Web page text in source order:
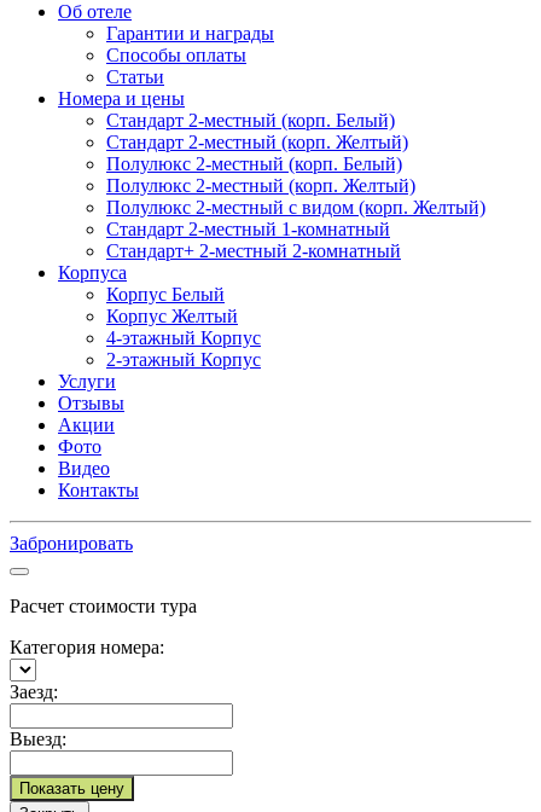
Об отеле
Гарантии и награды
Способы оплаты
Статьи
Номера и цены
Стандарт 2-местный (корп. Белый)
Стандарт 2-местный (корп. Желтый)
Полулюкс 2-местный (корп. Белый)
Полулюкс 2-местный (корп. Желтый)
Полулюкс 2-местный с видом (корп. Желтый)
Стандарт 2-местный 1-комнатный
Стандарт+ 2-местный 2-комнатный
Корпуса
Корпус Белый
Корпус Желтый
4-этажный Корпус
2-этажный Корпус
Услуги
Отзывы
Акции
Фото
Видео
Контакты
Забронировать
Расчет стоимости тура
Категория номера:
Заезд:
Выезд:
Показать цену